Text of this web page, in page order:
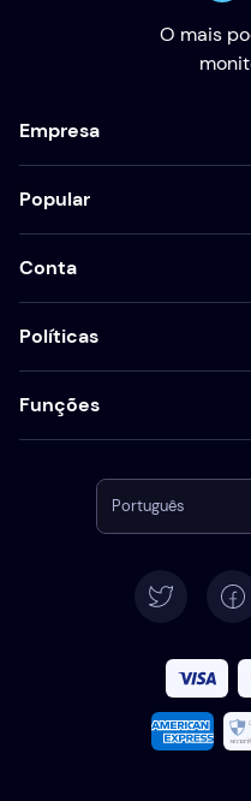
O mais
Empresa
Popular
Conta
Políticas
Funções
Português
Deutsch
Español
Français